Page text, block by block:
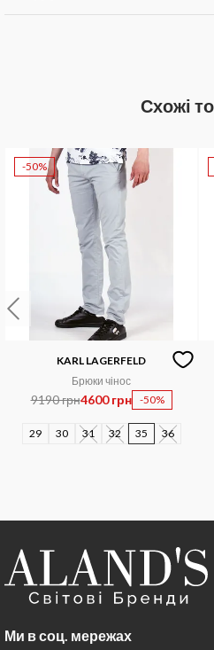
Схожі
-50%
KARL LAGERFELD
Брюки чінос
9190 грн4600 грн -50%
29 30 31 32 35 36
Ми в соц. мережах